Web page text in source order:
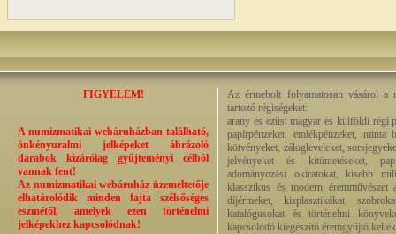
FIGYELEM!
A numizmatikai webáruházban található,
önkényuralmi jelképeket ábrázoló
darabok kizárólag gyűjteményi célból
vannak fent!
Az numizmatikai webáruház üzemeltetője
elhatárolódik minden fajta szélsőséges
eszmétől, amelyek ezen történelmi
jelképekhez kapcsolódnak!
Az érmebolt folyamatosan vásárol a
tartozó régiségeket:
arany és ezüst magyar és külföldi régi
papírpénzeket, emlékpénzeket, minta
kötvényeket, zálogleveleket,
jelvényeket és kitüntetéseket,
adományozási okiratokat, kisebb
klasszikus és modern éremművészet
díjérmeket, kisplasztikákat,
katalógusokat és történelmi
kapcsolódó kiegészítő éremgyűjtő